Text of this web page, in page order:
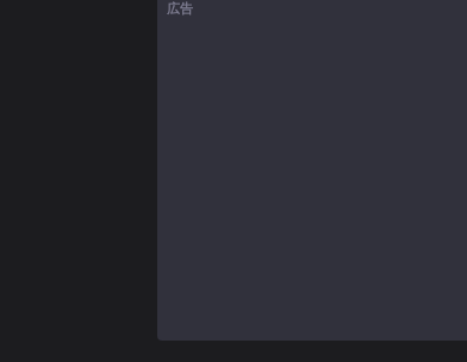
広告